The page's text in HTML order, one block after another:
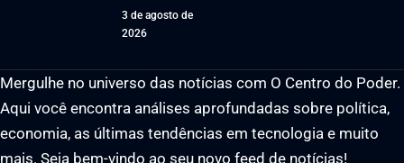
3 de agosto de
2026
Mergulhe no universo das notícias com O Centro do Poder.
Aqui você encontra análises aprofundadas sobre política,
economia, as últimas tendências em tecnologia e muito
mais. Seja bem-vindo ao seu novo feed de notícias!